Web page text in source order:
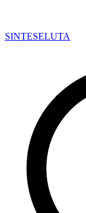
SINTESELUTA